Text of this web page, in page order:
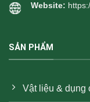
Website:
SẢN PHẨM
Vật liệu & dụng